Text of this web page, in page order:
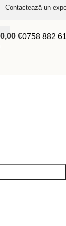
Contactează un
0,00 €0758 882